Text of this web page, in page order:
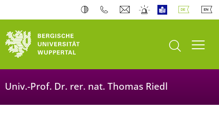
Suche öffnen
Univ.-Prof. Dr. rer. nat. Thomas Riedl